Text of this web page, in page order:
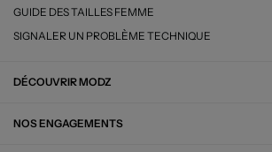
GUIDE DES TAILLES FEMME
SIGNALER UN PROBLÈME TECHNIQUE
DÉCOUVRIR MODZ
NOS ENGAGEMENTS